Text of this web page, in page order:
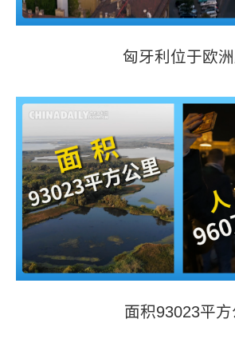
匈牙利位于欧
面积93023平方